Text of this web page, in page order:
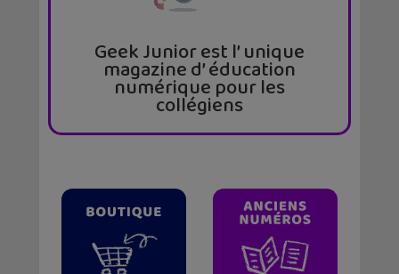
Geek Junior est l’ unique
magazine d’ éducation
numérique pour les
collégiens